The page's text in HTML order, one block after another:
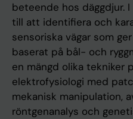
beteende hos däggdjur.
till att identifiera och
sensoriska vägar som
baserat på bål- och
en mängd olika tekniker
elektrofysiologi med
mekanisk manipulation,
röntgenanalys och